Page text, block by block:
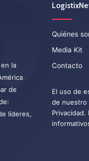
la
de
líderes,
Quiénes
Media Kit
Contacto
El uso de
de nuestro
Privacidad.